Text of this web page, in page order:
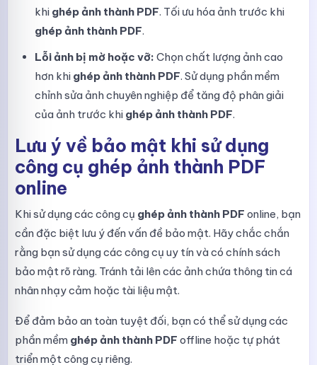
khi ghép ảnh thành PDF. Tối ưu hóa ảnh trước khi
ghép ảnh thành PDF.
Lỗi ảnh bị mờ hoặc vỡ: Chọn chất lượng ảnh cao
hơn khi ghép ảnh thành PDF. Sử dụng phần mềm
chỉnh sửa ảnh chuyên nghiệp để tăng độ phân giải
của ảnh trước khi ghép ảnh thành PDF.
Lưu ý về bảo mật khi sử dụng
công cụ ghép ảnh thành PDF
online
Khi sử dụng các công cụ ghép ảnh thành PDF online, bạn
cần đặc biệt lưu ý đến vấn đề bảo mật. Hãy chắc chắn
rằng bạn sử dụng các công cụ uy tín và có chính sách
bảo mật rõ ràng. Tránh tải lên các ảnh chứa thông tin cá
nhân nhạy cảm hoặc tài liệu mật.
Để đảm bảo an toàn tuyệt đối, bạn có thể sử dụng các
phần mềm ghép ảnh thành PDF offline hoặc tự phát
triển một công cụ riêng.